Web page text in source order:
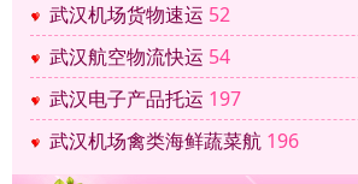
武汉机场货物速运 52
武汉航空物流快运 54
武汉电子产品托运 197
武汉机场禽类海鲜蔬菜航 196